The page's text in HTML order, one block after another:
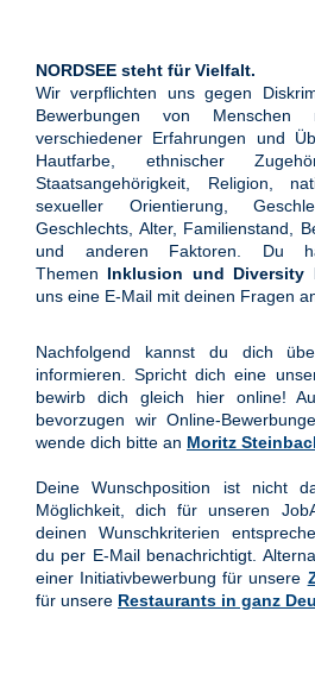
NORDSEE steht für Vielfalt.
Wir verpflichten uns gegen
Bewerbungen von Menschen
verschiedener Erfahrungen und
Hautfarbe, ethnischer
Staatsangehörigkeit, Religion,
sexueller Orientierung,
Geschlechts, Alter, Familienstand,
und anderen Faktoren. Du
Themen Inklusion und Diversity
uns eine E-Mail mit deinen Fragen
Nachfolgend kannst du dich
informieren. Spricht dich eine
bewirb dich gleich hier online!
bevorzugen wir Online-
wende dich bitte an Moritz
Deine Wunschposition ist nicht
Möglichkeit, dich für unseren
deinen Wunschkriterien
du per E-Mail benachrichtigt.
einer Initiativbewerbung für unsere
für unsere Restaurants in ganz